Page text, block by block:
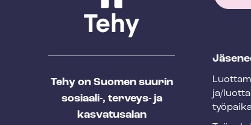
Tehy on Suomen suurin
sosiaali-, terveys- ja
kasvatusalan
T
h
y
ja/